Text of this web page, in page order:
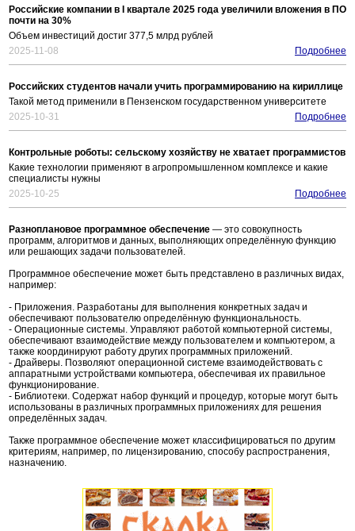
Российские компании в I квартале 2025 года увеличили вложения в ПО
почти на 30%
Объем инвестиций достиг 377,5 млрд рублей
2025-11-08
Подробнее
Российских студентов начали учить программированию на кириллице
Такой метод применили в Пензенском государственном университете
2025-10-31
Подробнее
Контрольные роботы: сельскому хозяйству не хватает программистов
Какие технологии применяют в агропромышленном комплексе и какие
специалисты нужны
2025-10-25
Подробнее
Разноплановое программное обеспечение — это совокупность
программ, алгоритмов и данных, выполняющих определённую функцию
или решающих задачи пользователей.
Программное обеспечение может быть представлено в различных видах,
например:
- Приложения. Разработаны для выполнения конкретных задач и
обеспечивают пользователю определённую функциональность.
- Операционные системы. Управляют работой компьютерной системы,
обеспечивают взаимодействие между пользователем и компьютером, а
также координируют работу других программных приложений.
- Драйверы. Позволяют операционной системе взаимодействовать с
аппаратными устройствами компьютера, обеспечивая их правильное
функционирование.
- Библиотеки. Содержат набор функций и процедур, которые могут быть
использованы в различных программных приложениях для решения
определённых задач.
Также программное обеспечение может классифицироваться по другим
критериям, например, по лицензированию, способу распространения,
назначению.